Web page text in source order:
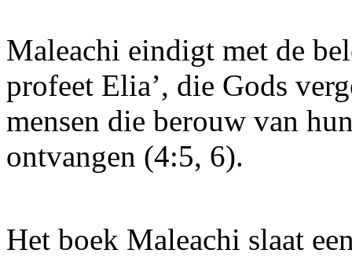
Maleachi eindigt met de
profeet Elia’, die Gods
mensen die berouw van
ontvangen (4:5, 6).
Het boek Maleachi slaat